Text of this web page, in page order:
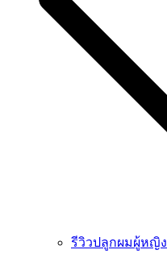
รีวิวปลูกผมผู้หญิง